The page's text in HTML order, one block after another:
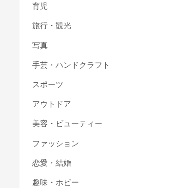
育児
旅行・観光
写真
手芸・ハンドクラフト
スポーツ
アウトドア
美容・ビューティー
ファッション
恋愛・結婚
趣味・ホビー